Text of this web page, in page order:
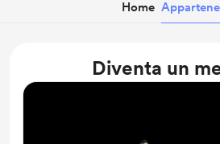
Home
Diventa un